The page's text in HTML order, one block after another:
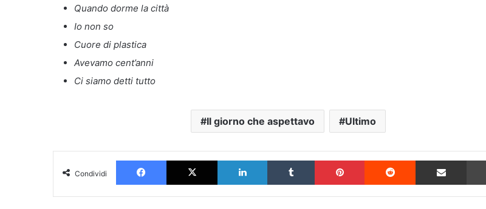
Quando dorme la città
Io non so
Cuore di plastica
Avevamo cent’anni
Ci siamo detti tutto
Il giorno che aspettavo Ultimo
Condividi
Facebook X LinkedIn Tumblr Pinterest Reddit Condividi via Email